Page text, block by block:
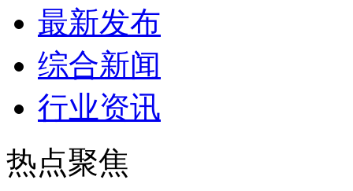
最新发布
综合新闻
行业资讯
热点聚焦